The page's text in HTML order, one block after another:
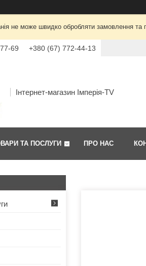
не може швидко обробляти замовлення та
69 +380 (67) 772-44-13
Інтернет-магазин Імперія-TV
ТА ПОСЛУГИ ПРО НАС